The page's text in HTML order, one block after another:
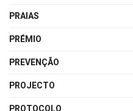
PRAIAS
PRÉMIO
PREVENÇÃO
PROJECTO